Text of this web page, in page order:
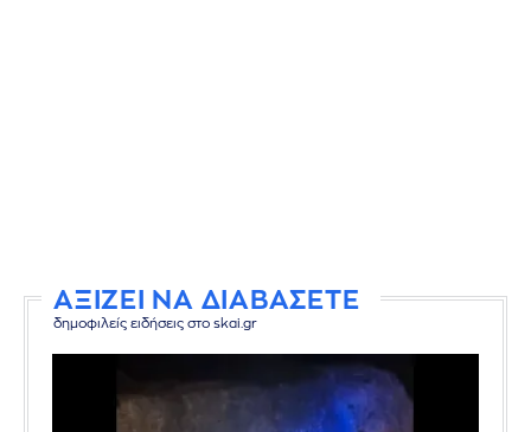
ΑΞΙΖΕΙ ΝΑ ΔΙΑΒΑΣΕΤΕ
δημοφιλείς ειδήσεις στο skai.gr